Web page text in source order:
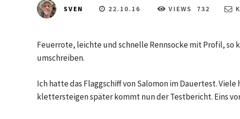
SVEN 22.10.16 VIEWS 732
Feuerrote, leichte und schnelle Rennsocke mit Profil, so
umschreiben.
Ich hatte das Flaggschiff von Salomon im Dauertest.
klettersteigen später kommt nun der Testbericht. Eins